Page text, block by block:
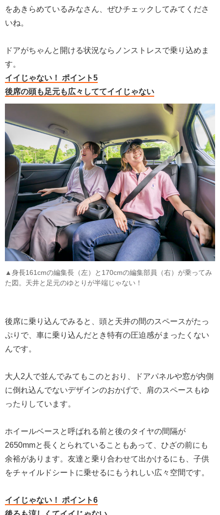
をあきらめているみなさん、ぜひチェックしてみてくださ
いね。
ドアがちゃんと開ける状況ならノンストレスで乗り込めま
す。
イイじゃない！ ポイント5
後席の頭も足元も広々しててイイじゃない
▲身長161cmの編集長（左）と170cmの編集部員（右）が乗ってみ
た図。天井と足元のゆとりが半端じゃない！
後席に乗り込んでみると、頭と天井の間のスペースがたっ
ぷりで、車に乗り込んだとき特有の圧迫感がまったくない
んです。
大人2人で並んでみてもこのとおり、ドアパネルや窓が内側
に倒れ込んでないデザインのおかげで、肩のスペースもゆ
ったりしています。
ホイールベースと呼ばれる前と後のタイヤの間隔が
2650mmと長くとられていることもあって、ひざの前にも
余裕があります。友達と乗り合わせて出かけるにも、子供
をチャイルドシートに乗せるにもうれしい広々空間です。
イイじゃない！ ポイント6